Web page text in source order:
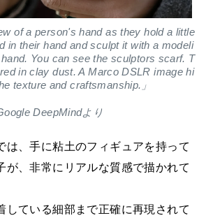
of a person's hand as they hold a little
in their hand and sculpt it with a modeli
You can see the sculptors scarf. T
in clay dust. A Marco DSLR image hi
texture and craftsmanship.」
DeepMindより
は、手に粘土のフィギュアを持って
が、非常にリアルな質感で描かれて
している細部まで正確に再現されて